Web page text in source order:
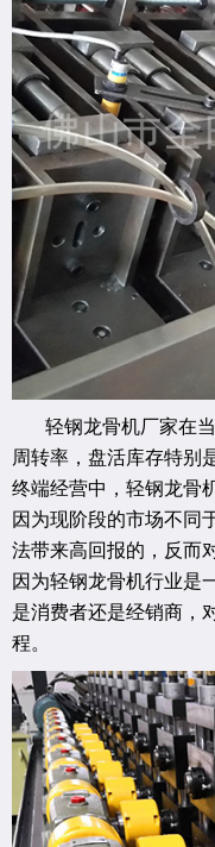
轻钢龙骨机厂家在当
周转率，盘活库存特别
终端经营中，轻钢龙骨
因为现阶段的市场不同
法带来高回报的，反而
因为轻钢龙骨机行业是
是消费者还是经销商，
程。